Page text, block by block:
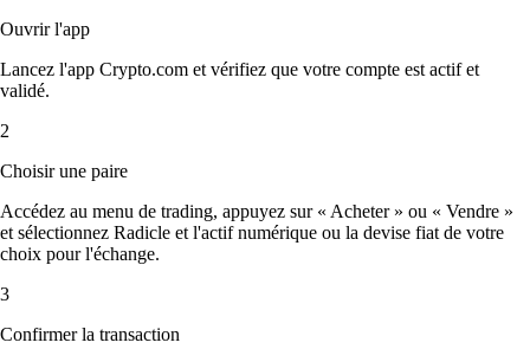
Ouvrir l'app
Lancez l'app Crypto.com et vérifiez que votre compte est actif et
validé.
2
Choisir une paire
Accédez au menu de trading, appuyez sur « Acheter » ou « Vendre »
et sélectionnez Radicle et l'actif numérique ou la devise fiat de votre
choix pour l'échange.
3
Confirmer la transaction